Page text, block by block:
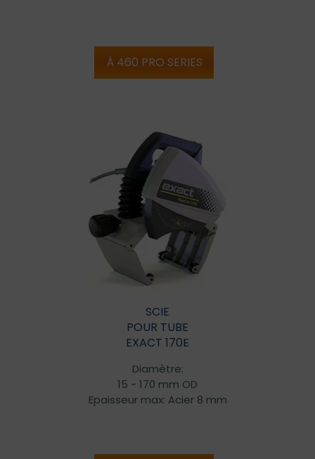
À 460 PRO SERIES
SCIE
POUR TUBE
EXACT 170E
Diamètre:
15 - 170 mm OD
Epaisseur max: Acier 8 mm